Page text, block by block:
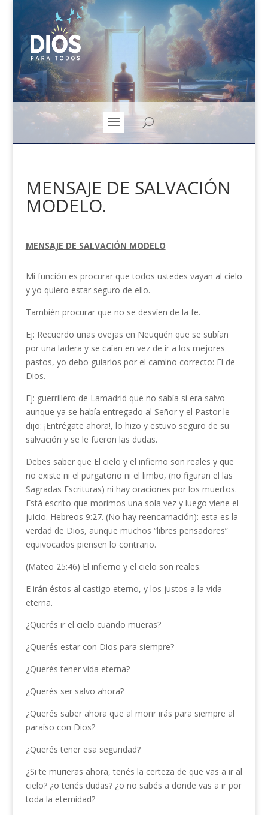
MENSAJE DE SALVACIÓN
MODELO.
MENSAJE DE SALVACIÓN MODELO
Mi función es procurar que todos ustedes vayan al cielo
y yo quiero estar seguro de ello.
También procurar que no se desvíen de la fe.
Ej: Recuerdo unas ovejas en Neuquén que se subían
por una ladera y se caían en vez de ir a los mejores
pastos, yo debo guiarlos por el camino correcto: El de
Dios.
Ej: guerrillero de Lamadrid que no sabía si era salvo
aunque ya se había entregado al Señor y el Pastor le
dijo: ¡Entrégate ahora!, lo hizo y estuvo seguro de su
salvación y se le fueron las dudas.
Debes saber que El cielo y el infierno son reales y que
no existe ni el purgatorio ni el limbo, (no figuran el las
Sagradas Escrituras) ni hay oraciones por los muertos.
Está escrito que morimos una sola vez y luego viene el
juicio. Hebreos 9:27. (No hay reencarnación): esta es la
verdad de Dios, aunque muchos “libres pensadores”
equivocados piensen lo contrario.
(Mateo 25:46) El infierno y el cielo son reales.
E irán éstos al castigo eterno, y los justos a la vida
eterna.
¿Querés ir el cielo cuando mueras?
¿Querés estar con Dios para siempre?
¿Querés tener vida eterna?
¿Querés ser salvo ahora?
¿Querés saber ahora que al morir irás para siempre al
paraíso con Dios?
¿Querés tener esa seguridad?
¿Si te murieras ahora, tenés la certeza de que vas a ir al
cielo? ¿o tenés dudas? ¿o no sabés a donde vas a ir por
toda la eternidad?